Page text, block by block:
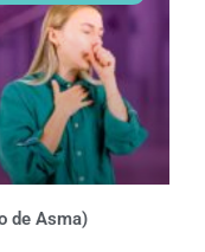
de Asma)